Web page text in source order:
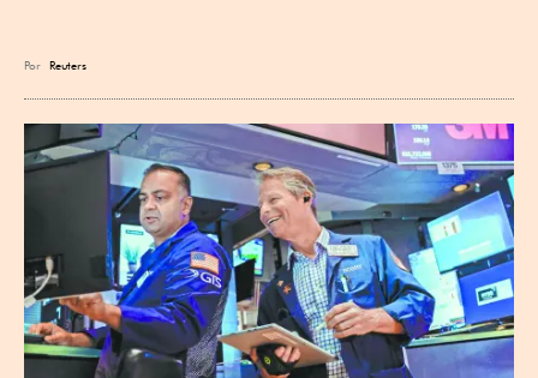
Por Reuters